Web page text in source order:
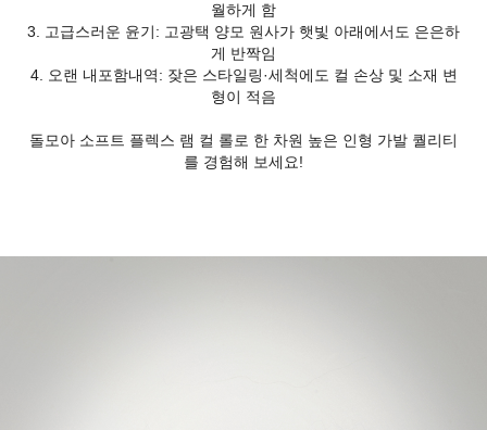
월하게 함
3. 고급스러운 윤기: 고광택 양모 원사가 햇빛 아래에서도 은은하
게 반짝임
4. 오랜 내포함내역: 잦은 스타일링·세척에도 컬 손상 및 소재 변
형이 적음
돌모아 소프트 플렉스 램 컬 롤로 한 차원 높은 인형 가발 퀄리티
를 경험해 보세요!